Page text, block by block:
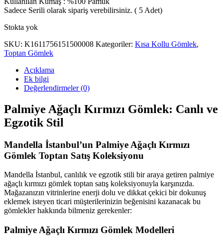
Sadece Serili olarak sipariş verebilirsiniz. ( 5 Adet)
Stokta yok
SKU: K1611756151500008 Kategoriler: Kısa Kollu Gömlek,
Toptan Gömlek
Açıklama
Ek bilgi
Değerlendirmeler (0)
Palmiye Ağaçlı Kırmızı Gömlek: Canlı ve
Egzotik Stil
Mandella İstanbul’un Palmiye Ağaçlı Kırmızı
Gömlek Toptan Satış Koleksiyonu
Mandella İstanbul, canlılık ve egzotik stili bir araya getiren palmiye
ağaçlı kırmızı gömlek toptan satış koleksiyonuyla karşınızda.
Mağazanızın vitrinlerine enerji dolu ve dikkat çekici bir dokunuş
eklemek isteyen ticari müşterilerinizin beğenisini kazanacak bu
gömlekler hakkında bilmeniz gerekenler:
Palmiye Ağaçlı Kırmızı Gömlek Modelleri